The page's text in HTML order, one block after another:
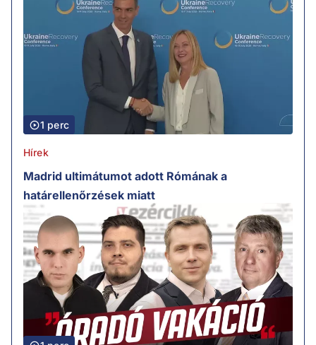
1 perc
Hírek
Madrid ultimátumot adott Rómának a
határellenőrzések miatt